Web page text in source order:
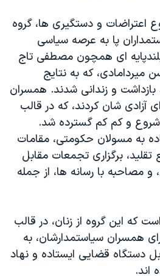
اعتراضات و دستگیری ها، گروه
پا به عرصه سیاسی
ای همچون مصطفی تاج
میردامادی، که به نتایج
بازداشت و زندانی شدند. همسران
آزادی شان کردند، که در قالب
و کم کم گسترده شد.
به مسولان حکومتی، مقامات
تقلید، برگزاری تجمعات مقابل
و مصاحبه با رسانه ها، از جمله
که این گروه از زنان، در قالب
همسران سیاستمدارشان، به
دستگاه قضایی ایستاده و نهاد
اند.